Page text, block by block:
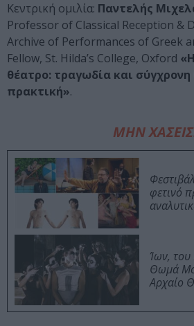
Κεντρική ομιλία: Παντελής
Professor of Classical Reception &
Archive of Performances of Greek
Fellow, St. Hilda’s College, Oxford
θέατρο: τραγωδία και σύγχρονη
πρακτική».
ΜΗΝ
φετινό
Ίων, του
Θωμά
Αρχαίο